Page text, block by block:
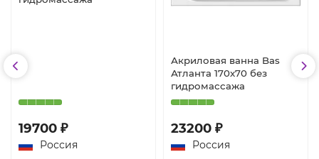
19700 ₽
Россия
Акриловая ванна Bas
Атланта 170x70 без
гидромассажа
23200 ₽
Россия